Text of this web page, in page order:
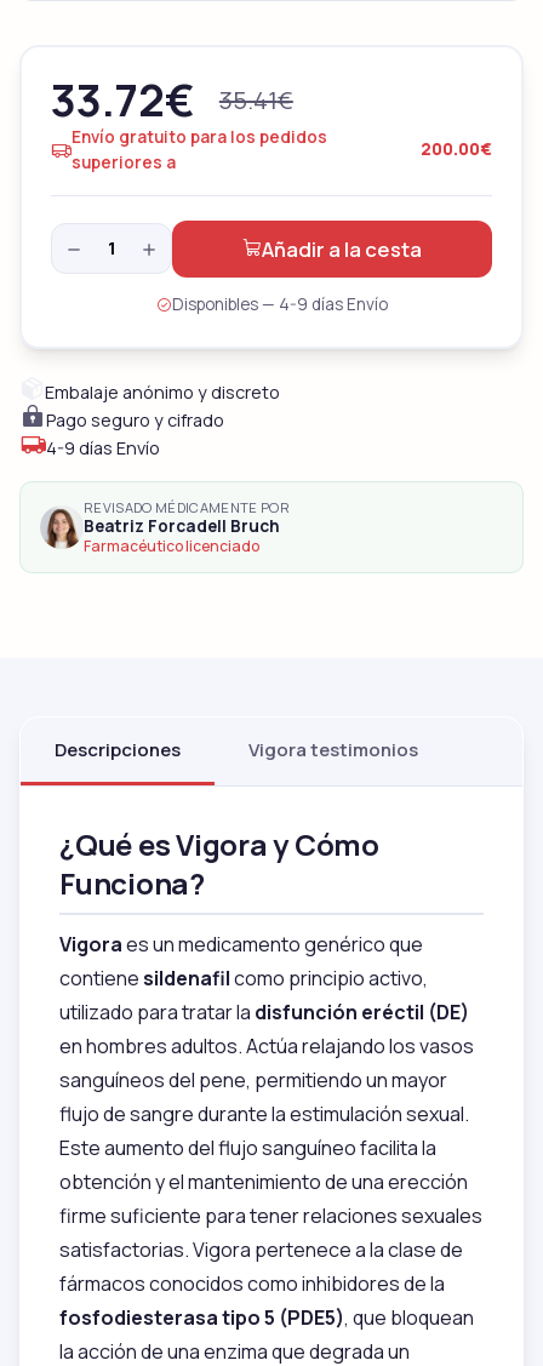
33.72€ 35.41€
Envío gratuito para los pedidos
superiores a
200.00€
Añadir a la cesta
Disponibles — 4-9 días Envío
Embalaje anónimo y discreto
Pago seguro y cifrado
4-9 días Envío
REVISADO MÉDICAMENTE POR
Beatriz Forcadell Bruch
Farmacéutico licenciado
Descripciones Vigora testimonios
¿Qué es Vigora y Cómo
Funciona?
Vigoraes un medicamento genérico que
contienesildenafilcomo principio activo,
utilizado para tratar la disfunción eréctil (DE)
en hombres adultos. Actúa relajando los vasos
sanguíneos del pene, permitiendo un mayor
flujo de sangre durante la estimulación sexual.
Este aumento del flujo sanguíneo facilita la
obtención y el mantenimiento de una erección
firme suficiente para tener relaciones sexuales
satisfactorias. Vigora pertenece a la clase de
fármacos conocidos como inhibidores de la
fosfodiesterasa tipo 5 (PDE5), que bloquean
la acción de una enzima que degrada un